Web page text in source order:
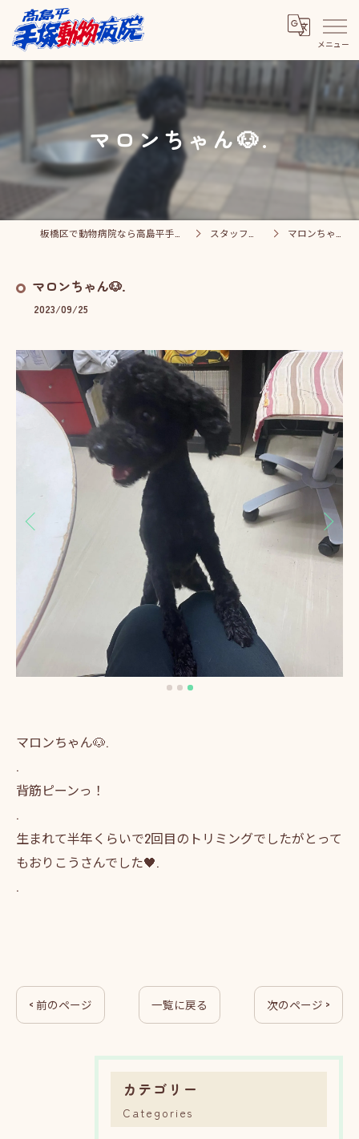
マロンちゃん🐶.
スタッフブログ マロンちゃん🐶.
マロンちゃん🐶.
2023/09/25
マロンちゃん🐶.
.
背筋ピーンっ！
.
生まれて半年くらいで2回目のトリミングでしたがとって
もおりこうさんでした🖤.
.
< 前のページ 一覧に戻る 次のページ >
カテゴリー
Categories